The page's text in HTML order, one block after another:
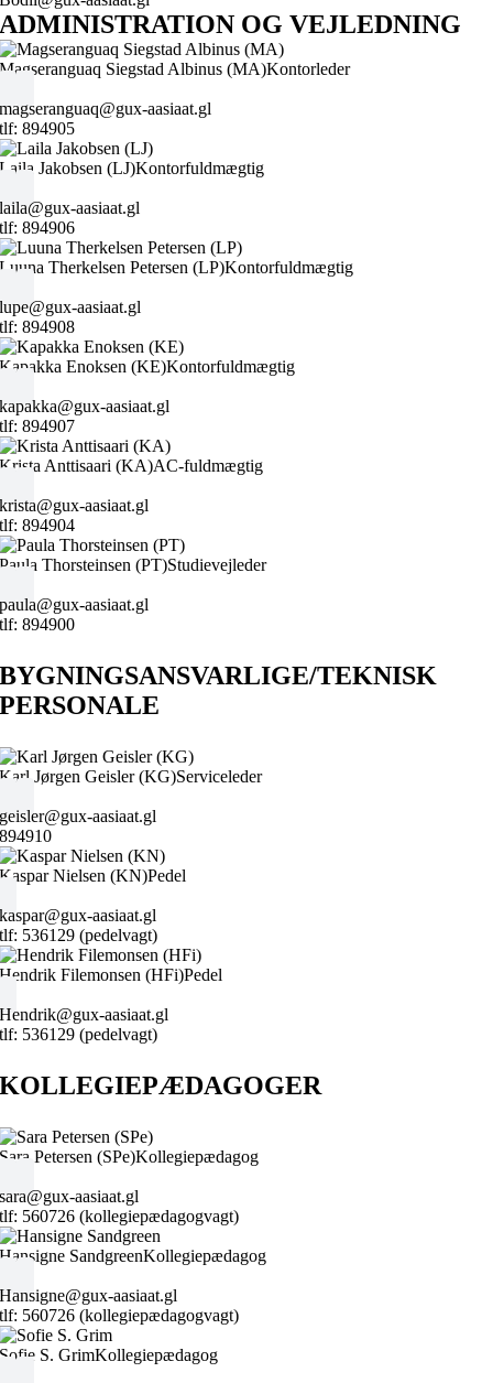
ADMINISTRATION OG VEJLEDNING
Magseranguaq Siegstad Albinus (MA)Kontorleder
magseranguaq@gux-aasiaat.gl
tlf: 894905
Laila Jakobsen (LJ)Kontorfuldmægtig
laila@gux-aasiaat.gl
tlf: 894906
Luuna Therkelsen Petersen (LP)Kontorfuldmægtig
lupe@gux-aasiaat.gl
tlf: 894908
Kapakka Enoksen (KE)Kontorfuldmægtig
kapakka@gux-aasiaat.gl
tlf: 894907
Krista Anttisaari (KA)AC-fuldmægtig
krista@gux-aasiaat.gl
tlf: 894904
Paula Thorsteinsen (PT)Studievejleder
paula@gux-aasiaat.gl
tlf: 894900
BYGNINGSANSVARLIGE/TEKNISK
PERSONALE
Karl Jørgen Geisler (KG)Serviceleder
geisler@gux-aasiaat.gl
894910
Kaspar Nielsen (KN)Pedel
kaspar@gux-aasiaat.gl
tlf: 536129 (pedelvagt)
Hendrik Filemonsen (HFi)Pedel
Hendrik@gux-aasiaat.gl
tlf: 536129 (pedelvagt)
KOLLEGIEPÆDAGOGER
Sara Petersen (SPe)Kollegiepædagog
sara@gux-aasiaat.gl
tlf: 560726 (kollegiepædagogvagt)
Hansigne SandgreenKollegiepædagog
Hansigne@gux-aasiaat.gl
tlf: 560726 (kollegiepædagogvagt)
Sofie S. GrimKollegiepædagog